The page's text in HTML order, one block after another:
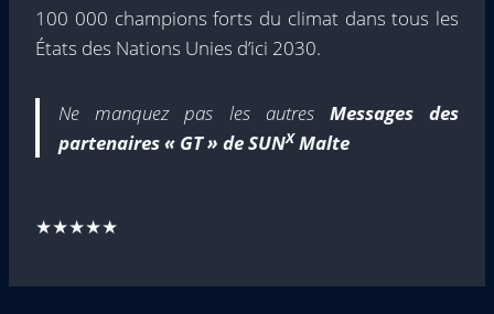
100 000 champions forts du climat dans tous les
États des Nations Unies d’ici 2030.
Ne manquez pas les autres Messages des
partenaires « GT » de SUNXMalte
★★★★★